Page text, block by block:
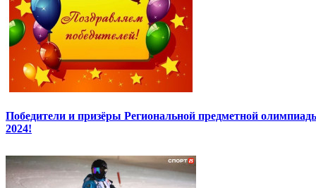
Победители и призёры Региональной предметной
2024!